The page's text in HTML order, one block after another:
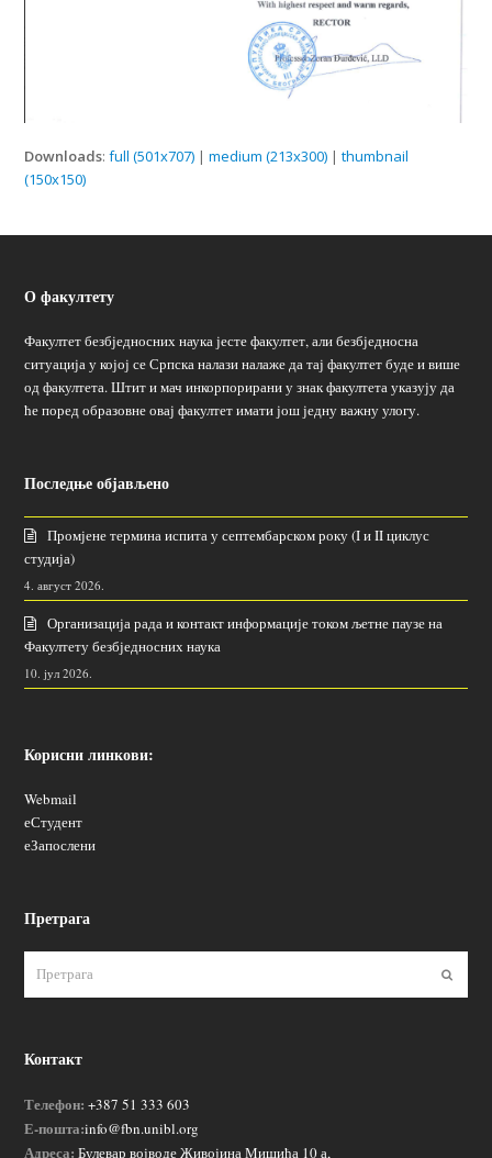
Downloads:full (501x707) |medium (213x300) |thumbnail
(150x150)
О факултету
Факултет безбједносних наука јесте факултет, али безбједносна
ситуација у којој се Српска налази налаже да тај факултет буде и више
од факултета. Штит и мач инкорпорирани у знак факултета указују да
ће поред образовне овај факултет имати још једну важну улогу.
Последње објављено
Промјене термина испита у септембарском року (I и II циклус
студија)
4. август 2026.
Организација рада и контакт информације током љетне паузе на
Факултету безбједносних наука
10. јул 2026.
Корисни линкови:
Webmail
еСтудент
еЗапослени
Претрага
Контакт
Телефон: +387 51 333 603
Е-пошта:info@fbn.unibl.org
Адреса: Булевар војводе Живојина Мишића 10 а,